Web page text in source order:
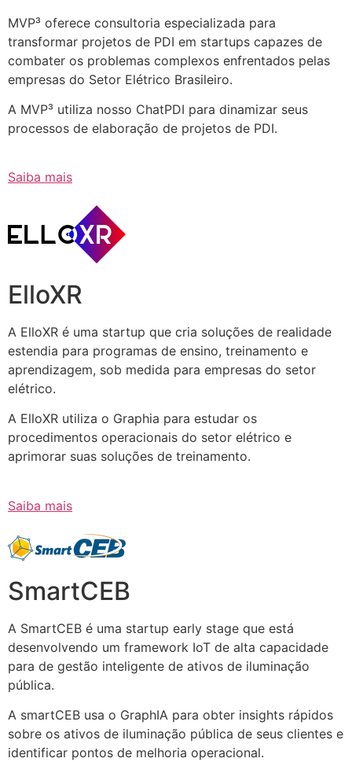
MVP³ oferece consultoria especializada para
transformar projetos de PDI em startups capazes de
combater os problemas complexos enfrentados pelas
empresas do Setor Elétrico Brasileiro.
A MVP³ utiliza nosso ChatPDI para dinamizar seus
processos de elaboração de projetos de PDI.
Saiba mais
ElloXR
A ElloXR é uma startup que cria soluções de realidade
estendia para programas de ensino, treinamento e
aprendizagem, sob medida para empresas do setor
elétrico.
A ElloXR utiliza o Graphia para estudar os
procedimentos operacionais do setor elétrico e
aprimorar suas soluções de treinamento.
Saiba mais
SmartCEB
A SmartCEB é uma startup early stage que está
desenvolvendo um framework IoT de alta capacidade
para de gestão inteligente de ativos de iluminação
pública.
A smartCEB usa o GraphIA para obter insights rápidos
sobre os ativos de iluminação pública de seus clientes e
identificar pontos de melhoria operacional.